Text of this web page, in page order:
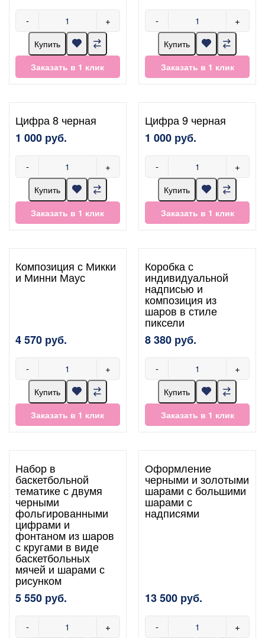
- +
Купить
Заказать в 1 клик
- +
Купить
Заказать в 1 клик
Цифра 8 черная
1 000 руб.
- +
Купить
Заказать в 1 клик
Цифра 9 черная
1 000 руб.
- +
Купить
Заказать в 1 клик
Композиция с Микки
и Минни Маус
4 570 руб.
- +
Купить
Заказать в 1 клик
Коробка с
индивидуальной
надписью и
композиция из
шаров в стиле
пиксели
8 380 руб.
- +
Купить
Заказать в 1 клик
Набор в
баскетбольной
тематике с двумя
черными
фольгированными
цифрами и
фонтаном из шаров
с кругами в виде
баскетбольных
мячей и шарами с
рисунком
5 550 руб.
- +
Оформление
черными и золотыми
шарами с большими
шарами с
надписями
13 500 руб.
- +